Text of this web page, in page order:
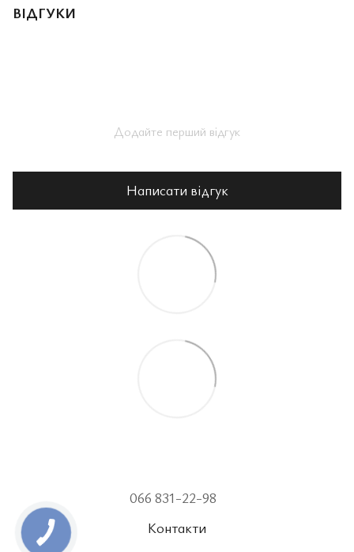
ВІДГУКИ
Додайте перший відгук
Написати відгук
066 831-22-98
Контакти